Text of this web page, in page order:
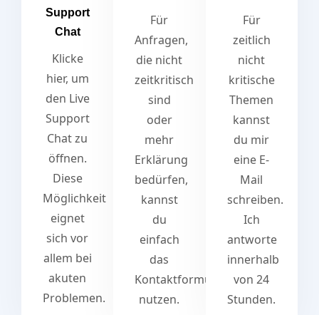
Support
Chat
Klicke
hier, um
den Live
Support
Chat zu
öffnen.
Diese
Möglichkeit
eignet
sich vor
allem bei
akuten
Problemen.
Für
Anfragen,
die nicht
zeitkritisch
sind
oder
mehr
Erklärung
bedürfen,
kannst
du
einfach
das
Kontaktformular
nutzen.
Für
zeitlich
nicht
kritische
Themen
kannst
du mir
eine E-
Mail
schreiben.
Ich
antworte
innerhalb
von 24
Stunden.